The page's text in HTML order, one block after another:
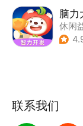
脑力
休闲
| 卡
联系我们